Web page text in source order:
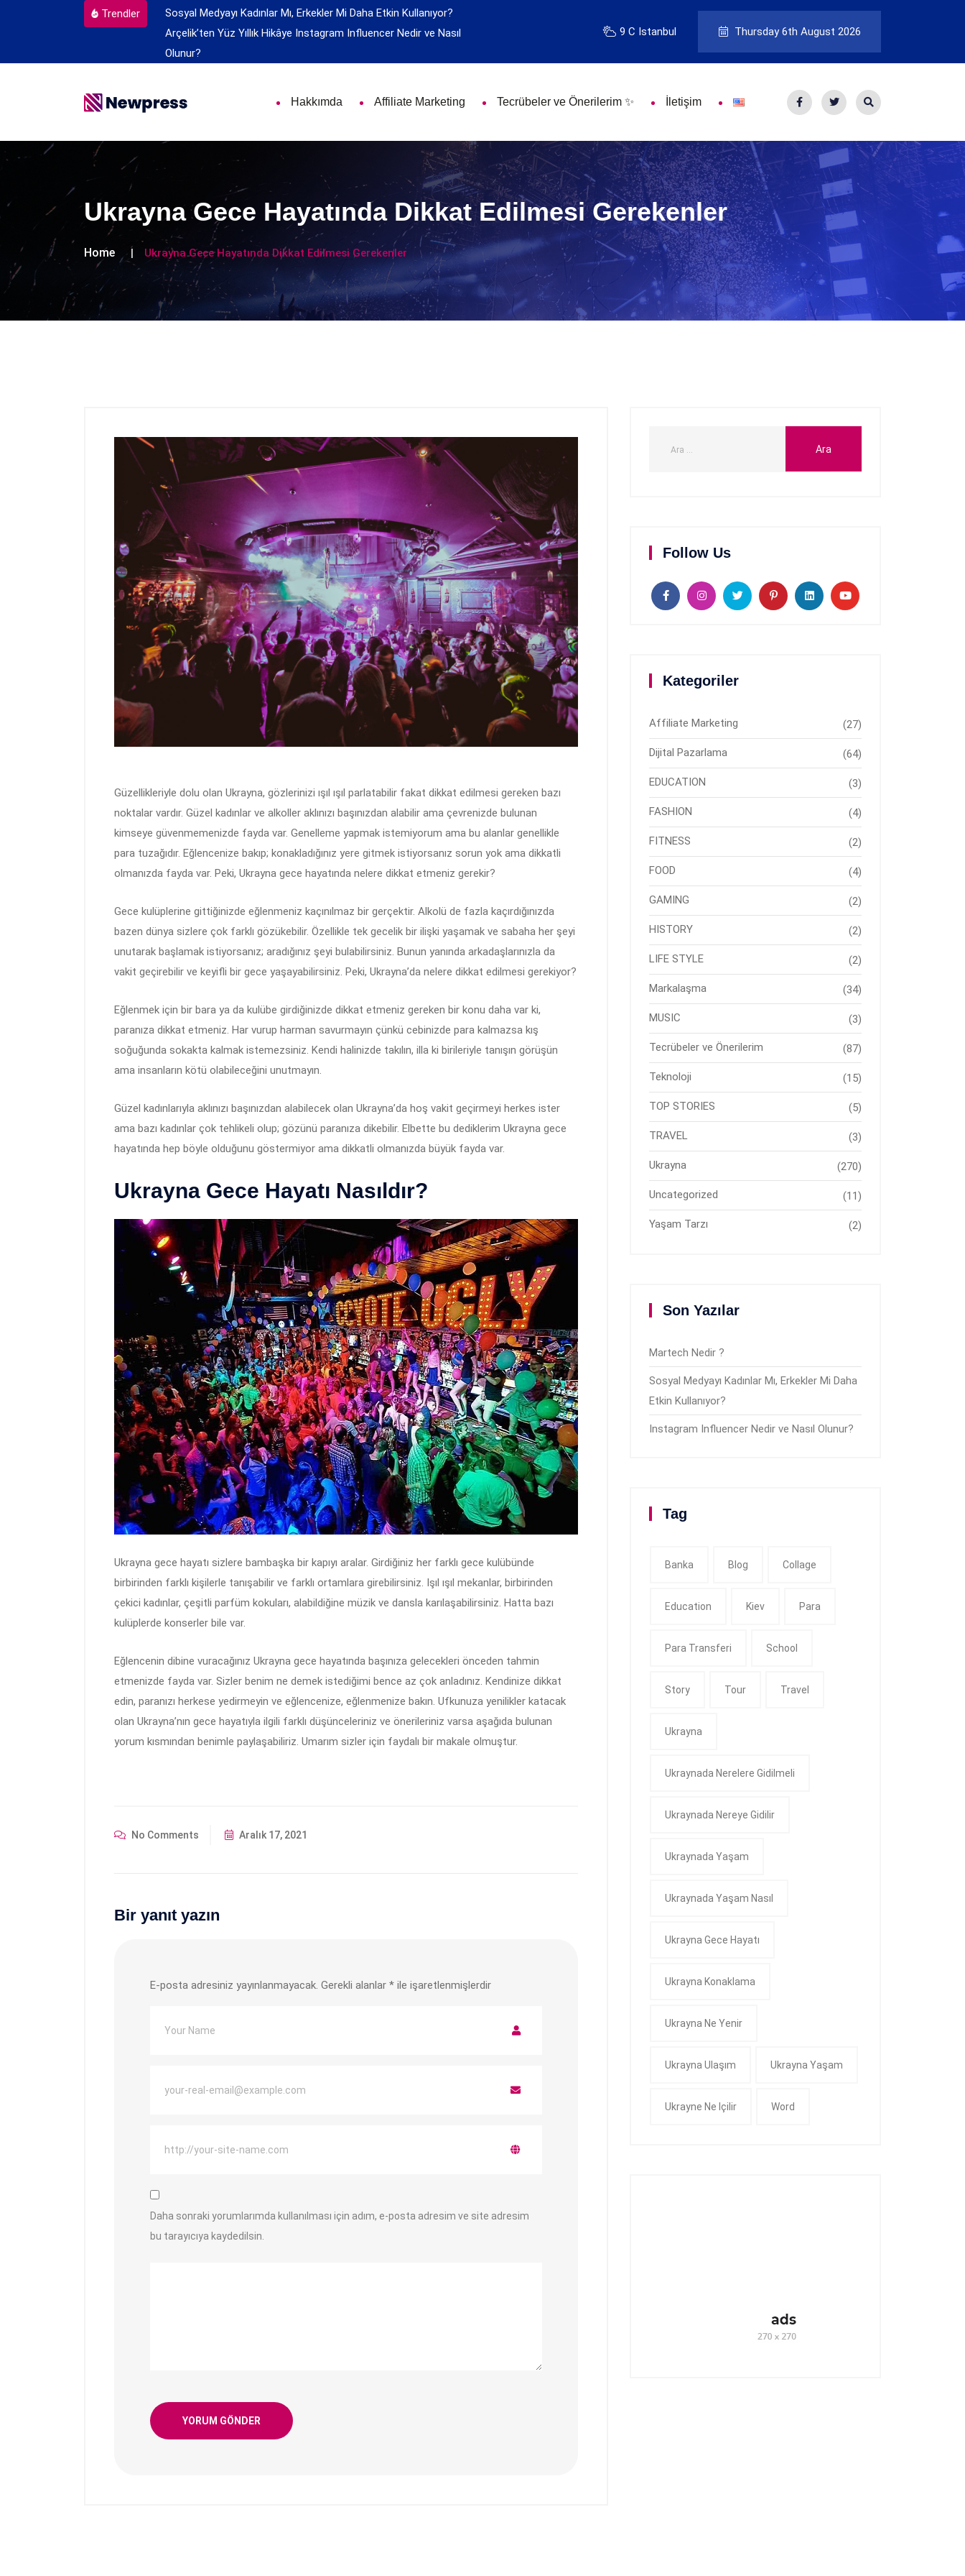
Trendler
Sosyal Medyayı Kadınlar Mı, Erkekler Mi Daha Etkin Kullanıyor?
Arçelik’ten Yüz Yıllık Hikâye Instagram Influencer Nedir ve Nasıl
Olunur?
9 C Istanbul Thursday 6th August 2026
Hakkımda Affiliate Marketing Tecrübeler ve Önerilerim ✨ İletişim
Ukrayna Gece Hayatında Dikkat Edilmesi Gerekenler
Home Ukrayna Gece Hayatında Dikkat Edilmesi Gerekenler
Güzellikleriyle dolu olan Ukrayna, gözlerinizi ışıl ışıl parlatabilir fakat dikkat edilmesi gereken bazı
noktalar vardır. Güzel kadınlar ve alkoller aklınızı başınızdan alabilir ama çevrenizde bulunan
kimseye güvenmemenizde fayda var. Genelleme yapmak istemiyorum ama bu alanlar genellikle
para tuzağıdır. Eğlencenize bakıp; konakladığınız yere gitmek istiyorsanız sorun yok ama dikkatli
olmanızda fayda var. Peki, Ukrayna gece hayatında nelere dikkat etmeniz gerekir?
Gece kulüplerine gittiğinizde eğlenmeniz kaçınılmaz bir gerçektir. Alkolü de fazla kaçırdığınızda
bazen dünya sizlere çok farklı gözükebilir. Özellikle tek gecelik bir ilişki yaşamak ve sabaha her şeyi
unutarak başlamak istiyorsanız; aradığınız şeyi bulabilirsiniz. Bunun yanında arkadaşlarınızla da
vakit geçirebilir ve keyifli bir gece yaşayabilirsiniz. Peki, Ukrayna’da nelere dikkat edilmesi gerekiyor?
Eğlenmek için bir bara ya da kulübe girdiğinizde dikkat etmeniz gereken bir konu daha var ki,
paranıza dikkat etmeniz. Har vurup harman savurmayın çünkü cebinizde para kalmazsa kış
soğuğunda sokakta kalmak istemezsiniz. Kendi halinizde takılın, illa ki birileriyle tanışın görüşün
ama insanların kötü olabileceğini unutmayın.
Güzel kadınlarıyla aklınızı başınızdan alabilecek olan Ukrayna’da hoş vakit geçirmeyi herkes ister
ama bazı kadınlar çok tehlikeli olup; gözünü paranıza dikebilir. Elbette bu dediklerim Ukrayna gece
hayatında hep böyle olduğunu göstermiyor ama dikkatli olmanızda büyük fayda var.
Ukrayna Gece Hayatı Nasıldır?
Ukrayna gece hayatı sizlere bambaşka bir kapıyı aralar. Girdiğiniz her farklı gece kulübünde
birbirinden farklı kişilerle tanışabilir ve farklı ortamlara girebilirsiniz. Işıl ışıl mekanlar, birbirinden
çekici kadınlar, çeşitli parfüm kokuları, alabildiğine müzik ve dansla karılaşabilirsiniz. Hatta bazı
kulüplerde konserler bile var.
Eğlencenin dibine vuracağınız Ukrayna gece hayatında başınıza gelecekleri önceden tahmin
etmenizde fayda var. Sizler benim ne demek istediğimi bence az çok anladınız. Kendinize dikkat
edin, paranızı herkese yedirmeyin ve eğlencenize, eğlenmenize bakın. Ufkunuza yenilikler katacak
olan Ukrayna’nın gece hayatıyla ilgili farklı düşünceleriniz ve önerileriniz varsa aşağıda bulunan
yorum kısmından benimle paylaşabiliriz. Umarım sizler için faydalı bir makale olmuştur.
No Comments Aralık 17, 2021
Bir yanıt yazın
E-posta adresiniz yayınlanmayacak. Gerekli alanlar * ile işaretlenmişlerdir
Daha sonraki yorumlarımda kullanılması için adım, e-posta adresim ve site adresim
bu tarayıcıya kaydedilsin.
Follow Us
Kategoriler
Affiliate Marketing (27)
Dijital Pazarlama (64)
EDUCATION (3)
FASHION (4)
FITNESS (2)
FOOD (4)
GAMING (2)
HISTORY (2)
LIFE STYLE (2)
Markalaşma (34)
MUSIC (3)
Tecrübeler ve Önerilerim (87)
Teknoloji (15)
TOP STORIES (5)
TRAVEL (3)
Ukrayna (270)
Uncategorized (11)
Yaşam Tarzı (2)
Son Yazılar
Martech Nedir ?
Sosyal Medyayı Kadınlar Mı, Erkekler Mi Daha
Etkin Kullanıyor?
Instagram Influencer Nedir ve Nasıl Olunur?
Tag
Banka Blog Collage
Education Kiev Para
Para Transferi School
Story Tour Travel
Ukrayna
Ukraynada Nerelere Gidilmeli
Ukraynada Nereye Gidilir
Ukraynada Yaşam
Ukraynada Yaşam Nasıl
Ukrayna Gece Hayatı
Ukrayna Konaklama
Ukrayna Ne Yenir
Ukrayna Ulaşım Ukrayna Yaşam
Ukrayne Ne Içilir Word